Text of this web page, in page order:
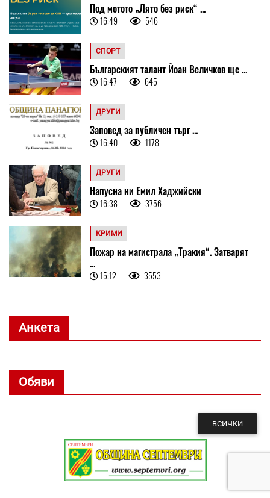
Под мотото „Лято без риск“ ...
16:49 546
СПОРТ
Българският талант Йоан Величков ще ...
16:47 645
ДРУГИ
Заповед за публичен търг ...
16:40 1178
ДРУГИ
Напусна ни Емил Хаджийски
16:38 3756
КРИМИ
Пожар на магистрала „Тракия“. Затварят
...
15:12 3553
Анкета
Обяви
ВСИЧКИ